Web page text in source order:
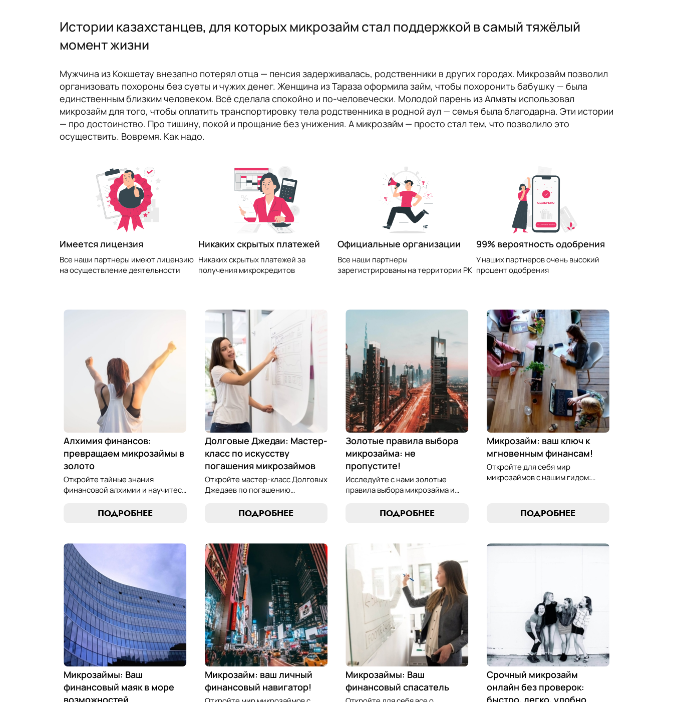
Истории казахстанцев, для которых микрозайм стал поддержкой в самый тяжёлый
момент жизни
Мужчина из Кокшетау внезапно потерял отца — пенсия задерживалась, родственники в других городах. Микрозайм позволил
организовать похороны без суеты и чужих денег. Женщина из Тараза оформила займ, чтобы похоронить бабушку — была
единственным близким человеком. Всё сделала спокойно и по-человечески. Молодой парень из Алматы использовал
микрозайм для того, чтобы оплатить транспортировку тела родственника в родной аул — семья была благодарна. Эти истории
— про достоинство. Про тишину, покой и прощание без унижения. А микрозайм — просто стал тем, что позволило это
осуществить. Вовремя. Как надо.
​Имеется лицензия
Все наши партнеры имеют лицензию
на осуществление деятельности
Никаких скрытых платежей
Никаких скрытых платежей за
получения микрокредитов
Официальные организации
Все наши партнеры
зарегистрированы на территории РК
99% вероятность одобрения
У наших партнеров очень высокий
процент одобрения
Алхимия финансов:
превращаем микрозаймы в
золото
Откройте тайные знания
финансовой алхимии и научитесь
микрозаймам в золотые
нашим практическим
руководством.
ПОДРОБНЕЕ
Долговые Джедаи: Мастер-
класс по искусству
погашения микрозаймов
Откройте мастер-класс Долговых
Джедаев по погашению
искусство финансового
финансовой гармонии, следуя
нашим проверенным стратегиям.
ПОДРОБНЕЕ
Золотые правила выбора
микрозайма: не
пропустите!
Исследуйте с нами золотые
правила выбора микрозайма и
оптимальный вариант,
финансовую безопасность. Ваш
компас в мире микрокредитов!
ПОДРОБНЕЕ
Микрозайм: ваш ключ к
мгновенным финансам!
Откройте для себя мир
микрозаймов с нашим гидом:
стратегии погашения и
обеспечить себе финансовую
ПОДРОБНЕЕ
Микрозаймы: Ваш
финансовый маяк в море
возможностей
Микрозайм: ваш личный
финансовый навигатор!
Микрозаймы: Ваш
финансовый спасатель
Срочный микрозайм
онлайн без проверок:
быстро, легко, удобно